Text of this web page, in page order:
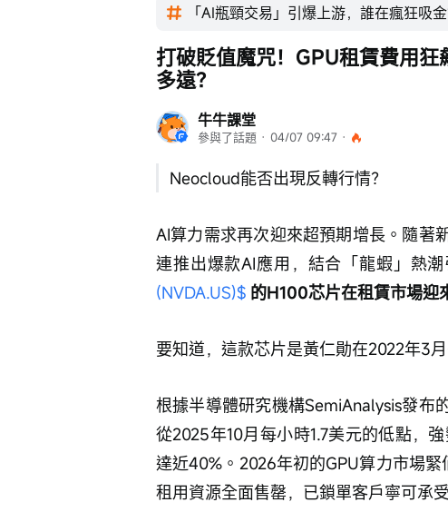
「AI瓶頸交易」引爆上游，誰在瘋狂吸金
牛牛課堂
參與了話題 · 04/07 09:47 ·
打破貶值魔咒！GPU租賃費用
多遠？
Neocloud能否出現反轉行情？
AI算力需求再次迎來超預期增長。隨著
連推出爆款AI應用，結合「龍蝦」熱
(NVDA.US)$ 的H100芯片在租賃市場迎
要知道，這款芯片是黃仁勛在2022年3
根據半導體研究機構SemiAnalysis發布
從2025年10月每小時1.7美元的低點，
達近40%。2026年初的GPU算力市場
租用資源全面售罄，已鎖單客戶寧可承